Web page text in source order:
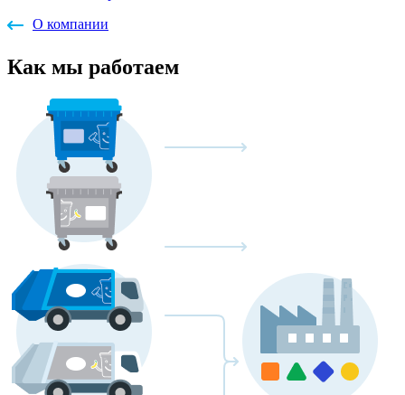
О компании
Как мы работаем